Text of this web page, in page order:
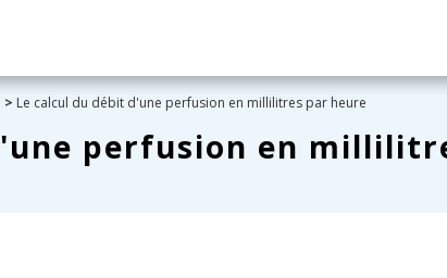
> Le calcul du débit d'une perfusion en millilitres par heure
perfusion en